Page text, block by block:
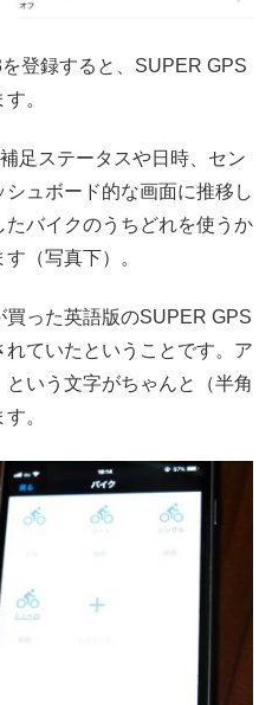
登録すると、SUPER GPS
。
足ステータスや日時、セン
ュボード的な画面に推移し
バイクのうちどれを使うか
（写真下）。
った英語版のSUPER GPS
ていたということです。ア
いう文字がちゃんと（半角
。